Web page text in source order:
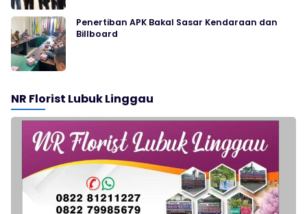
Penertiban APK Bakal Sasar Kendaraan dan
Billboard
NR Florist Lubuk Linggau